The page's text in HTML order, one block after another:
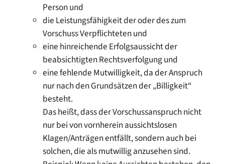
Person und
die Leistungsfähigkeit der oder des zum
Vorschuss Verpflichteten und
eine hinreichende Erfolgsaussicht der
beabsichtigten Rechtsverfolgung und
eine fehlende Mutwilligkeit, da der Anspruch
nur nach den Grundsätzen der „Billigkeit“
besteht.
Das heißt, dass der Vorschussanspruch nicht
nur bei von vornherein aussichtslosen
Klagen/Anträgen entfällt, sondern auch bei
solchen, die als mutwillig anzusehen sind.